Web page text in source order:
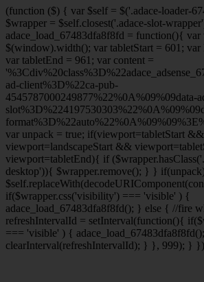
(function ($) { var $self = $('.adace-loader-
$wrapper = $self.closest('.adace-slot-
adace_load_67483dfa8f8fd = function(){
$(window).width(); var tabletStart = 601; var
var tabletEnd = 961; var content =
ad-client%3D%22ca-pub-
4545787000249877%22%0A%09%09data-
var unpack = true; if(viewport=tabletStart &&
viewport=landscapeStart && viewport
viewport=tabletEnd){ if
desktop')){ $wrapper.remove(); } }
if($wrapper.css('visibility') === 'visible' ) {
adace_load_67483dfa8f8fd(); } else { //fire
refreshIntervalId = setInterval(function(){
=== 'visible' ) { adace_load_67483dfa8f8fd();
clearInterval(refreshIntervalId); } }, 999); }